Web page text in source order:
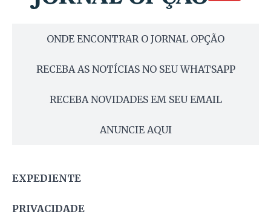
ONDE ENCONTRAR O JORNAL OPÇÃO
RECEBA AS NOTÍCIAS NO SEU WHATSAPP
RECEBA NOVIDADES EM SEU EMAIL
ANUNCIE AQUI
EXPEDIENTE
PRIVACIDADE